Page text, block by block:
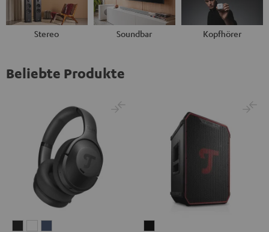
Stereo Soundbar Kopfhörer
Beliebte Produkte